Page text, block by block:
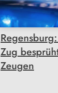
Zug
Zeugen